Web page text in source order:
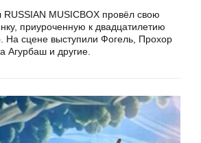
MUSICBOX провёл свою
приуроченную к двадцатилетию
На сцене выступили Фогель, Прохор
Агурбаш и другие.